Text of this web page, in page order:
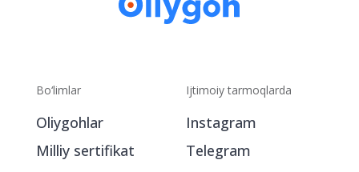
Bo‘limlar
Oliygohlar
Milliy sertifikat
Ijtimoiy tarmoqlarda
Instagram
Telegram